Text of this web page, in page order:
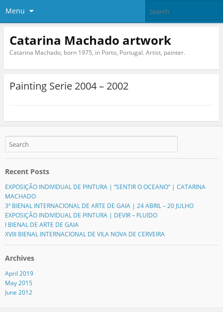
Menu
Catarina Machado artwork
Catarina Machado, born 1975, in Porto, Portugal. Artist, painter.
Painting Serie 2004 – 2002
Recent Posts
EXPOSIÇÃO INDIVIDUAL DE PINTURA | “SENTIR O OCEANO” | CATARINA
MACHADO
3ª BIENAL INTERNACIONAL DE ARTE DE GAIA | 24 ABRIL – 20 JULHO
EXPOSIÇÃO INDIVIDUAL DE PINTURA | DEVIR – FLUIDO
I BIENAL DE ARTE DE GAIA
XVIII BIENAL INTERNACIONAL DE VILA NOVA DE CERVEIRA
Archives
April 2019
May 2015
June 2012